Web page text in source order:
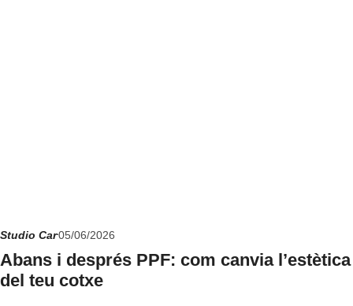
Studio Car05/06/2026
Abans i després PPF: com canvia l’estètica
del teu cotxe